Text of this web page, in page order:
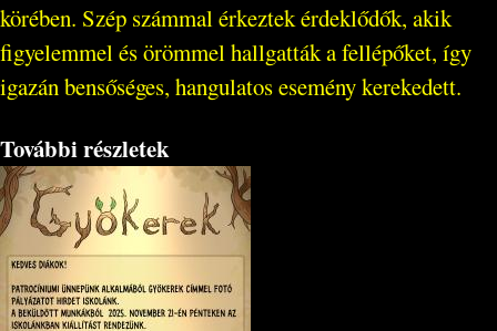
körében. Szép számmal érkeztek érdeklődők, akik
figyelemmel és örömmel hallgatták a fellépőket, így
igazán bensőséges, hangulatos esemény kerekedett.
További részletek